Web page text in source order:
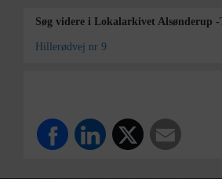
Søg videre i Lokalarkivet Alsønderup
Hillerødvej nr 9